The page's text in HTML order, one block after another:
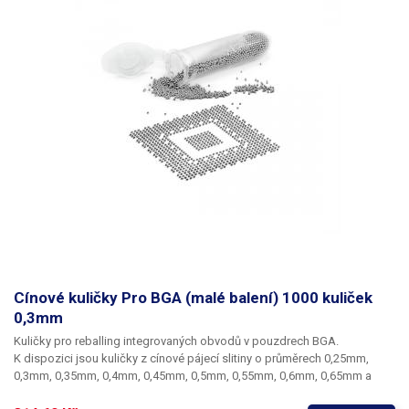
Cínové kuličky Pro BGA (malé balení) 1000 kuliček
0,3mm
Kuličky pro reballing integrovaných obvodů v pouzdrech BGA.
K dispozici jsou kuličky z cínové pájecí slitiny o průměrech 0,25mm,
0,3mm, 0,35mm, 0,4mm, 0,45mm, 0,5mm, 0,55mm, 0,6mm, 0,65mm a